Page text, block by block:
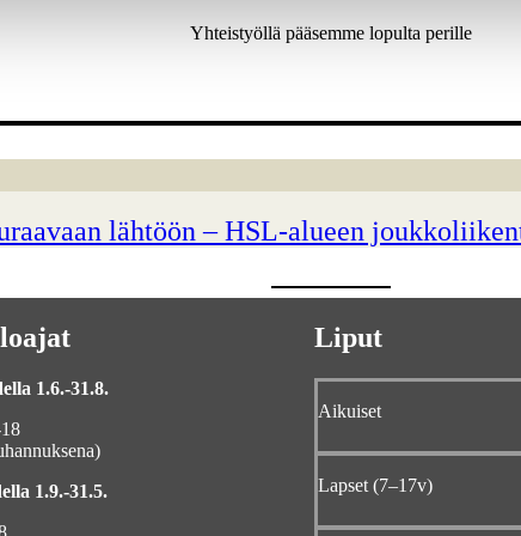
Yhteistyöllä pääsemme lopulta perille
lähtöön – HSL-alueen
1.6.-31.8.
1.9.-31.5.
Liput
Aikuiset
Lapset (7–17v)